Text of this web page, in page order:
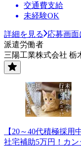
交通費支給
未経験OK
詳細を見る
応募画面
派遣労働者
三陽工業株式会社
【20～40代積極採用
社宅補助5万円！カ